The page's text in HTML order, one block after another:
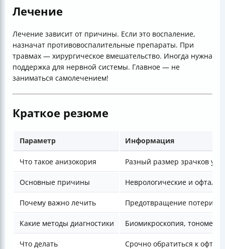
Лечение
Лечение зависит от причины. Если это воспаление,
назначат противовоспалительные препараты. При
травмах — хирургическое вмешательство. Иногда нужна
поддержка для нервной системы. Главное — не
заниматься самолечением!
Краткое резюме
Параметр Информация
Что такое анизокория Разный размер зрачков у
Основные причины Неврологические и
Почему важно лечить Предотвращение потери
Какие методы диагностики Биомикроскопия,
Что делать Срочно обратиться к